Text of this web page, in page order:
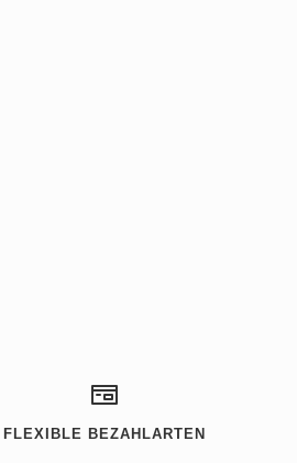
FLEXIBLE BEZAHLARTEN